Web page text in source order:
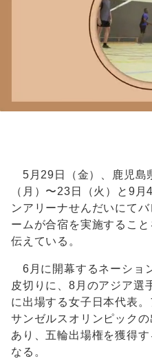
5月29日（金）、鹿児島
（月）〜23日（火）と9
ンアリーナせんだいにて
ームが合宿を実施するこ
伝えている。
6月に開幕するネーショ
皮切りに、8月のアジア選
に出場する女子日本代表
サンゼルスオリンピック
あり、五輪出場権を獲得
なる。